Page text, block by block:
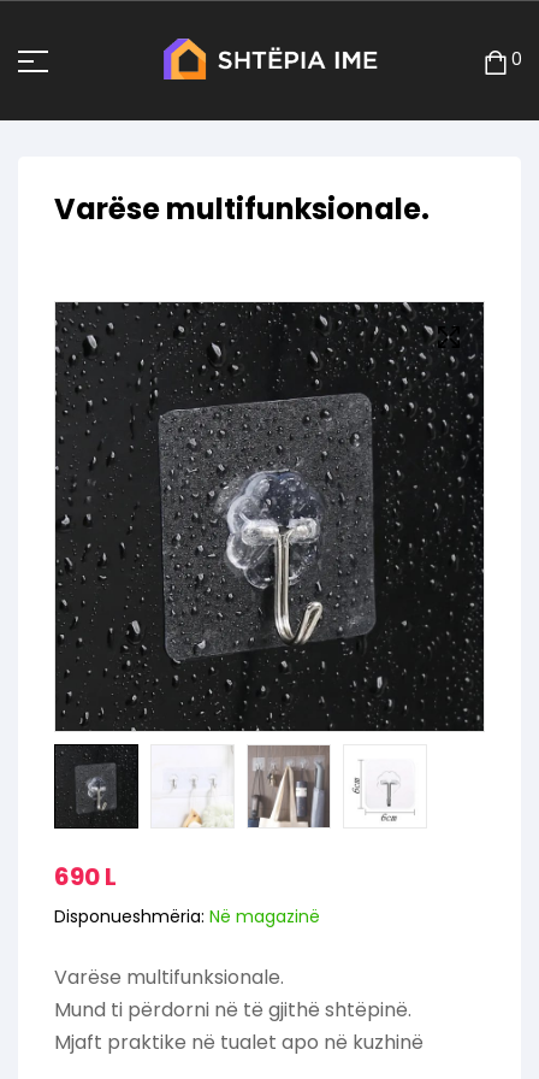
0
Varëse multifunksionale.
690L
Disponueshmëria: Në magazinë
Varëse multifunksionale.
Mund ti përdorni në të gjithë shtëpinë.
Mjaft praktike në tualet apo në kuzhinë